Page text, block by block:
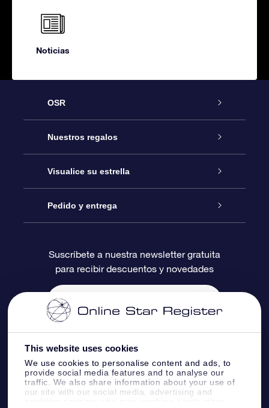
This website uses cookies
We use cookies to personalise content and ads, to
provide social media features and to analyse our
traffic. We also share information about your use of
our site with our social media, advertising and
Noticias
OSR
Atención
Contáctanos
Blog
Reseñas
Nuestros regalos
Regalo Estrella Online
Paquete de Regalo OSR
Tarjeta de Regalo OSR
Regalos empresariales
Visualice su estrella
Registro estelar
Página de Estrella Personalizada
Un Millón de Estrellas
Aplicación de RV Llévame a las estrellas
Pedido y entrega
Información de Pago
Información de Envío
Constelaciones
Suscríbete a nuestra newsletter gratuita
para recibir descuentos y novedades